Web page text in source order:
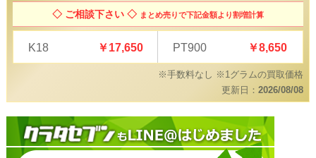
◇ ご相談下さい ◇ まとめ売りで下記金額より割増計算
K18 ￥17,650 PT900 ￥8,650
※手数料なし ※1グラムの買取価格
更新日： 2026/08/08